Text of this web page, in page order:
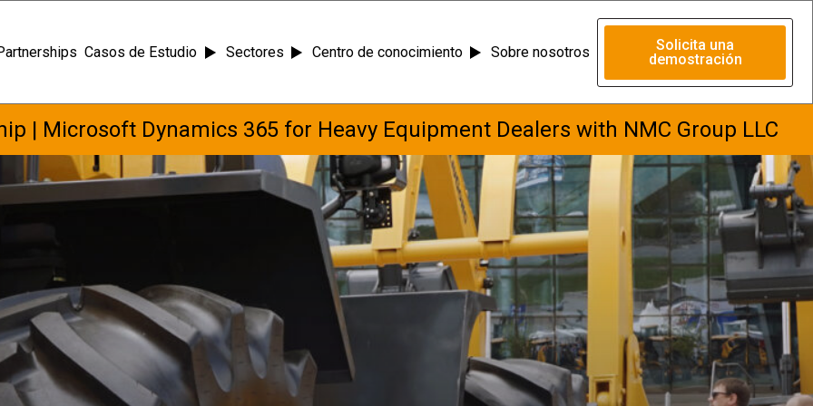
Casos de Estudio Sectores Centro de conocimiento Sobre nosotros
Solicita una
demostración
| Microsoft Dynamics 365 for Heavy Equipment Dealers with NMC Group LLC